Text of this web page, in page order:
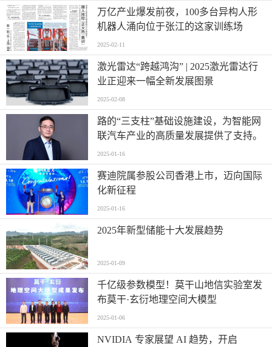
万亿产业爆发前夜，100多台异构人形
机器人涌向位于张江的这家训练场
2025-02-11
激光雷达“跨越鸿沟” | 2025激光雷达行
业正迎来一幅全新发展图景
2025-02-08
路的“三支柱”基础设施建设，为智能网
联汽车产业的高质量发展提供了支持。
2025-01-16
赛迪院属参股公司香港上市，迈向国际
化新征程
2025-01-16
2025年新型储能十大发展趋势
2025-01-09
千亿级参数模型！莫干山地信实验室发
布莫干·玄衍地理空间大模型
2025-01-06
NVIDIA 专家展望 AI 趋势，开启